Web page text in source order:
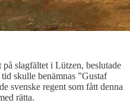
slagfältet i Lützen, beslutade
skulle benämnas ”Gustaf
svenske regent som fått denna
rätta.